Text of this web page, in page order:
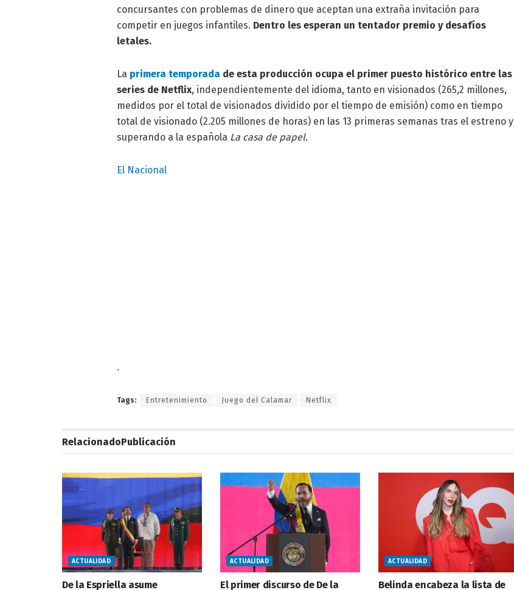
concursantes con problemas de dinero que aceptan una extraña invitación para
competir en juegos infantiles. Dentro les esperan un tentador premio y desafíos
letales.
La primera temporada de esta producción ocupa el primer puesto histórico entre las
series de Netflix, independientemente del idioma, tanto en visionados (265,2 millones,
medidos por el total de visionados dividido por el tiempo de emisión) como en tiempo
total de visionado (2.205 millones de horas) en las 13 primeras semanas tras el estreno y
superando a la española La casa de papel.
El Nacional
.
Tags: Entretenimiento Juego del Calamar Netflix
RelacionadoPublicación
ACTUALIDAD
De la Espriella asume
ACTUALIDAD
El primer discurso de De la
ACTUALIDAD
Belinda encabeza la lista de